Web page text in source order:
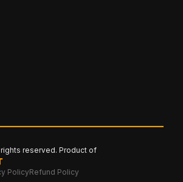
reserved. Product of
PolicyRefund Policy